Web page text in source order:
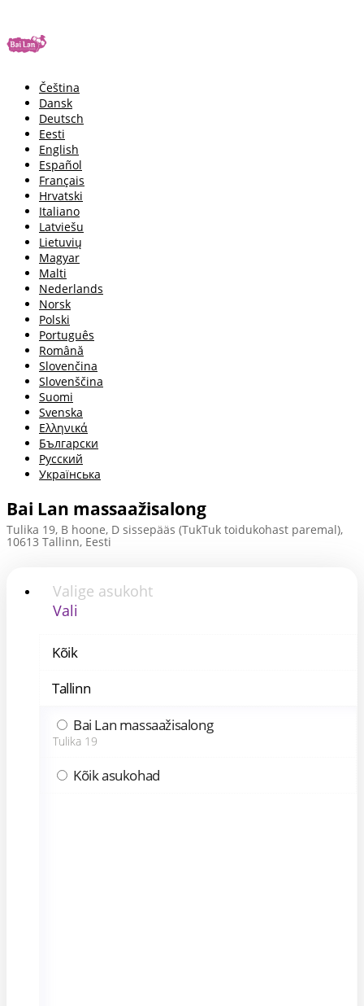
Čeština
Dansk
Deutsch
Eesti
English
Español
Français
Hrvatski
Italiano
Latviešu
Lietuvių
Magyar
Malti
Nederlands
Norsk
Polski
Português
Română
Slovenčina
Slovenščina
Suomi
Svenska
Ελληνικά
Български
Русский
Українська
Bai Lan massaažisalong
Tulika 19, B hoone, D sissepääs (TukTuk toidukohast paremal),
10613 Tallinn, Eesti
Valige asukoht
Vali
Kõik
Tallinn
Bai Lan massaažisalong
Tulika 19
Kõik asukohad